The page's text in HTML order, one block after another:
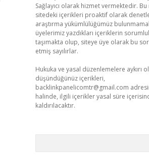
Sağlayıcı olarak hizmet vermektedir.
sitedeki içerikleri proaktif olarak
araştırma yükümlülüğümüz
üyelerimiz yazdıkları içeriklerin
taşımakta olup, siteye üye olarak bu
etmiş sayılırlar.
Hukuka ve yasal düzenlemelere aykırı
düşündüğünüz içerikleri,
backlinkpanelicomtr@gmail.com
halinde, ilgili içerikler yasal süre
kaldırılacaktır.